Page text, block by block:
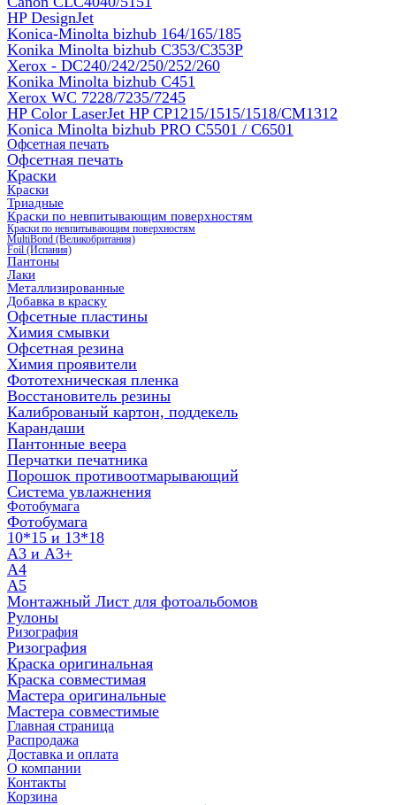
HP DesignJet
Konica-Minolta bizhub 164/165/185
Konika Minolta bizhub C353/C353Р
Xerox - DC240/242/250/252/260
Konika Minolta bizhub C451
Xerox WC 7228/7235/7245
HP Color LaserJet HP CP1215/1515/1518/CM1312
Konica Minolta bizhub PRO С5501 / С6501
Офсетная печать
Офсетная печать
Краски
Краски
Триадные
Краски по невпитывающим поверхностям
Краски по невпитывающим поверхностям
MultiBond (Великобритания)
Foil (Испания)
Пантоны
Лаки
Металлизированные
Добавка в краску
Офсетные пластины
Химия смывки
Офсетная резина
Химия проявители
Фототехническая пленка
Восстановитель резины
Калиброваный картон, поддекель
Карандаши
Пантонные веера
Перчатки печатника
Порошок противоотмарывающий
Система увлажнения
Фотобумага
Фотобумага
10*15 и 13*18
A3 и А3+
А4
А5
Монтажный Лист для фотоальбомов
Рулоны
Ризография
Ризография
Краска оригинальная
Краска совместимая
Мастера оригинальные
Мастера совместимые
Главная страница
Распродажа
Доставка и оплата
О компании
Контакты
Корзина